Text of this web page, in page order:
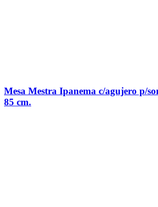
Mesa Mestra Ipanema c/agujero p/
85 cm.